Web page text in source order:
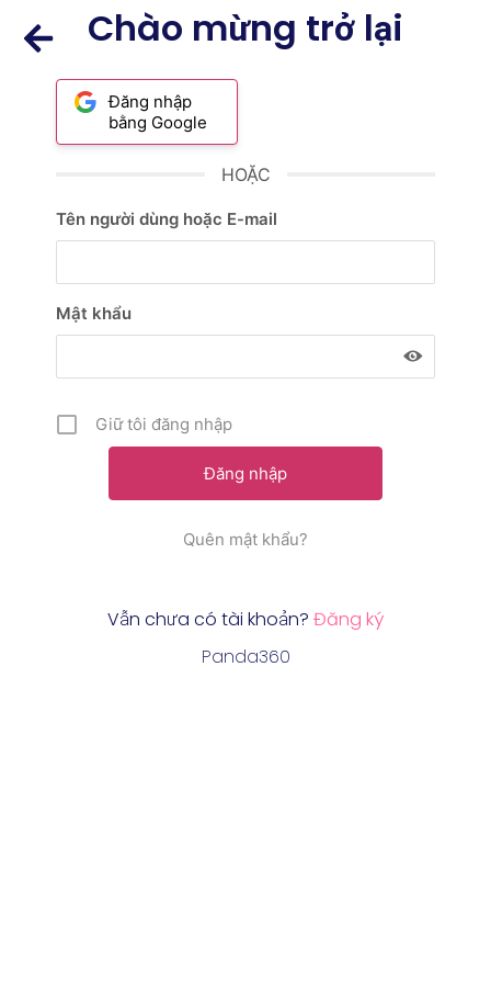
Chào mừng trở lại
Đăng nhập
bằng Google
HOẶC
Tên người dùng hoặc E-mail
Mật khẩu
Giữ tôi đăng nhập
Quên mật khẩu?
Vẫn chưa có tài khoản? Đăng ký
Panda360